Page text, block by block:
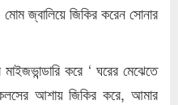
জ্বালিয়ে জিকির করেন সোনার
করে ‘ ঘরের মেঝেতে
আশায় জিকির করে, আমার